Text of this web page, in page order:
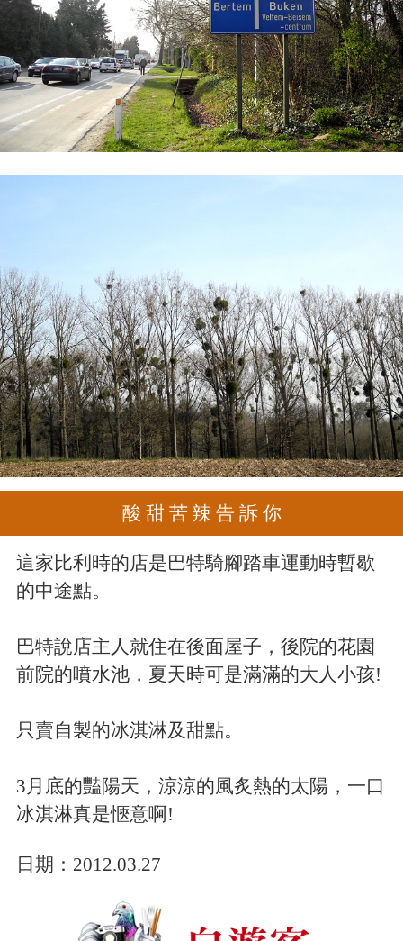
酸 甜 苦 辣 告 訴 你
這家比利時的店是巴特騎腳踏車運動時暫歇
的中途點。
巴特說店主人就住在後面屋子，後院的花園
前院的噴水池，夏天時可是滿滿的大人小孩!
只賣自製的冰淇淋及甜點。
3月底的豔陽天，涼涼的風炙熱的太陽，一口
冰淇淋真是愜意啊!
日期： 2012.03.27